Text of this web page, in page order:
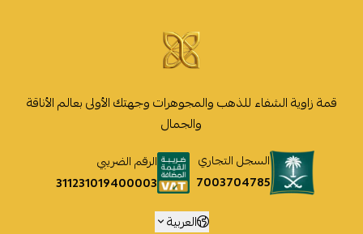
قمة زاوية الشفاء للذهب والمجوهرات وجهتك الأولى بعالم الأناقة
والجمال
السجل التجاري
7003704785
الرقم الضريبي
311231019400003
العربية